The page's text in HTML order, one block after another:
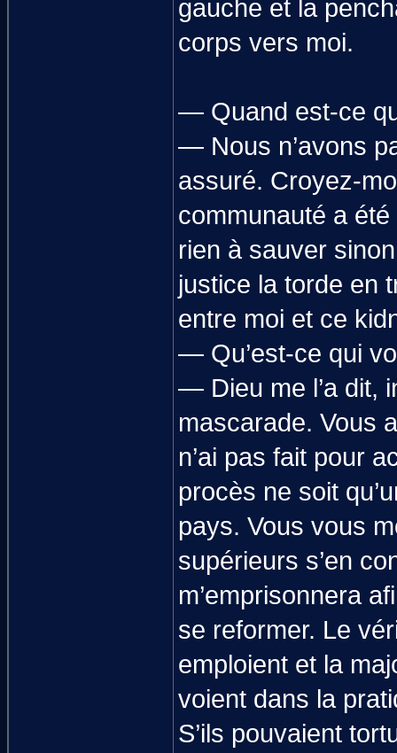
gauche et la
corps vers moi.
— Quand est-ce
— Nous n’avons
assuré. Croyez-
communauté a
rien à sauver
justice la torde en
entre moi et ce
— Qu’est-ce qui
— Dieu me l’a dit,
mascarade. Vous
n’ai pas fait pour
procès ne soit
pays. Vous vous
supérieurs s’en
m’emprisonnera
se reformer. Le
emploient et la
voient dans la
S’ils pouvaient